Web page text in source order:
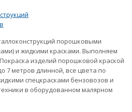
порошковыми
и жидкими красками. Выполняем
изделий порошковой краской
7 метров длинной, все цвета по
спецкрасками бензовозов и
в оборудованном малярном